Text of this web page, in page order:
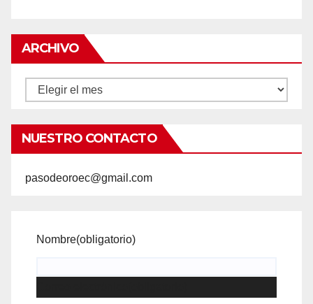
ARCHIVO
Archivo
NUESTRO CONTACTO
pasodeoroec@gmail.com
Nombre(obligatorio)